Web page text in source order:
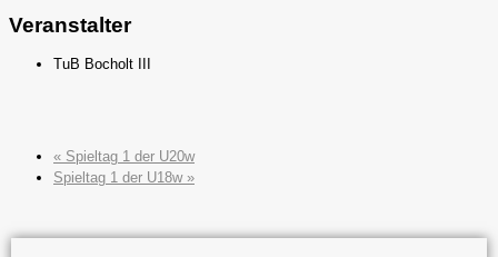
Veranstalter
TuB Bocholt III
« Spieltag 1 der U20w
Spieltag 1 der U18w »